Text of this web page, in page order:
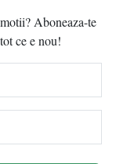
Aboneaza-te
ce e nou!